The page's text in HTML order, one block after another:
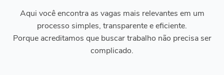
Aqui você encontra as vagas mais relevantes em um
processo simples, transparente e eficiente.
Porque acreditamos que buscar trabalho não precisa ser
complicado.